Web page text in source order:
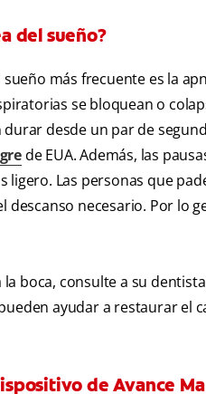
del sueño?
sueño más frecuente es la
se bloquean o
desde un par de
de EUA. Además, las
ligero. Las personas que
descanso necesario. Por lo
la boca, consulte a su
ayudar a restaurar el
de Avance